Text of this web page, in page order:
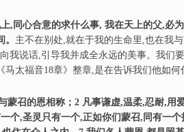
,同心合意的求什么事, 我在天上的父,必
主不在别处,就在于我的生命里,也在我
我说话,引导我并成全永远的美事。我们
太福音18章》整章,是在告诉我们他如何
蒙召的恩相称；2 凡事谦虚,温柔,忍耐,用
个,圣灵只有一个,正如你们蒙召,同有一个